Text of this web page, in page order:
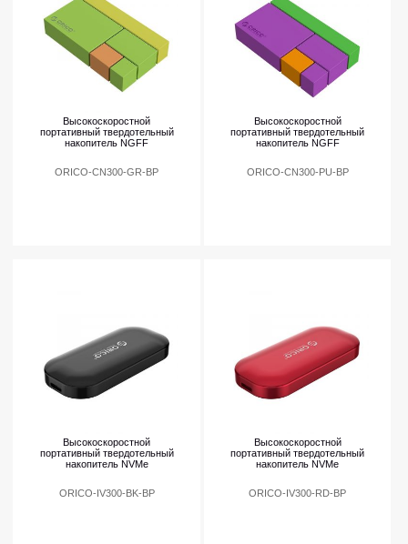
Высокоскоростной
портативный твердотельный
накопитель NGFF
ORICO-CN300-GR-BP
Высокоскоростной
портативный твердотельный
накопитель NGFF
ORICO-CN300-PU-BP
Высокоскоростной
портативный твердотельный
накопитель NVMe
ORICO-IV300-BK-BP
Высокоскоростной
портативный твердотельный
накопитель NVMe
ORICO-IV300-RD-BP